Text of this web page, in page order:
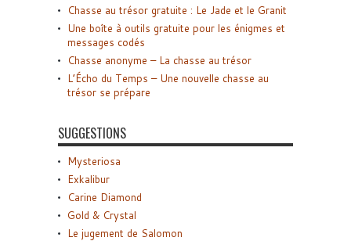
Chasse au trésor gratuite : Le Jade et le Granit
Une boîte à outils gratuite pour les énigmes et
messages codés
Chasse anonyme – La chasse au trésor
L’Écho du Temps – Une nouvelle chasse au
trésor se prépare
SUGGESTIONS
Mysteriosa
Exkalibur
Carine Diamond
Gold & Crystal
Le jugement de Salomon